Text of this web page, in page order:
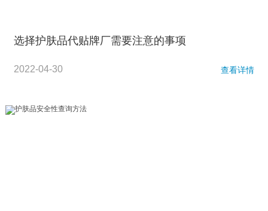
选择护肤品代贴牌厂需要注意的事项
2022-04-30 查看详情